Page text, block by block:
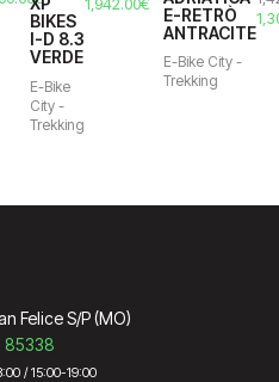
BIKES
I-D 8.3
VERDE
E-Bike
City -
Trekking
E-RETRÒ
ANTRACITE
E-Bike City -
Trekking
Il
Felice S/P (MO)
85338
/ 15:00-19:00